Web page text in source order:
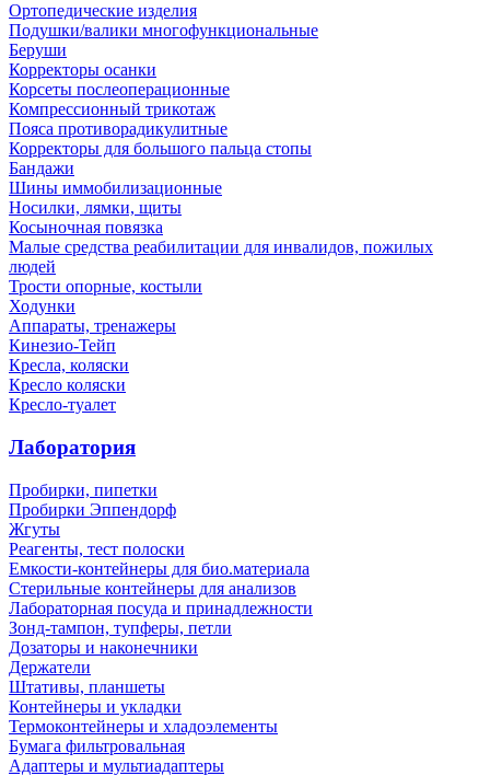
Ортопедические изделия
Подушки/валики многофункциональные
Беруши
Корректоры осанки
Корсеты послеоперационные
Компрессионный трикотаж
Пояса противорадикулитные
Корректоры для большого пальца стопы
Бандажи
Шины иммобилизационные
Носилки, лямки, щиты
Косыночная повязка
Малые средства реабилитации для инвалидов, пожилых
людей
Трости опорные, костыли
Ходунки
Аппараты, тренажеры
Кинезио-Тейп
Кресла, коляски
Кресло коляски
Кресло-туалет
Лаборатория
Пробирки, пипетки
Пробирки Эппендорф
Жгуты
Реагенты, тест полоски
Емкости-контейнеры для био.материала
Стерильные контейнеры для анализов
Лабораторная посуда и принадлежности
Зонд-тампон, тупферы, петли
Дозаторы и наконечники
Держатели
Штативы, планшеты
Контейнеры и укладки
Термоконтейнеры и хладоэлементы
Бумага фильтровальная
Адаптеры и мультиадаптеры